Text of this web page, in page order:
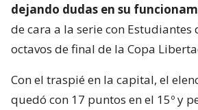
dejando dudas en su
de cara a la serie con Estudiantes
octavos de final de la Copa
Con el traspié en la capital, el
quedó con 17 puntos en el 15º y